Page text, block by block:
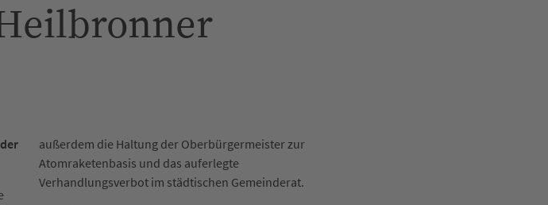
außerdem die Haltung der Oberbürgermeister zur
Atomraketenbasis und das auferlegte
Verhandlungsverbot im städtischen Gemeinderat.